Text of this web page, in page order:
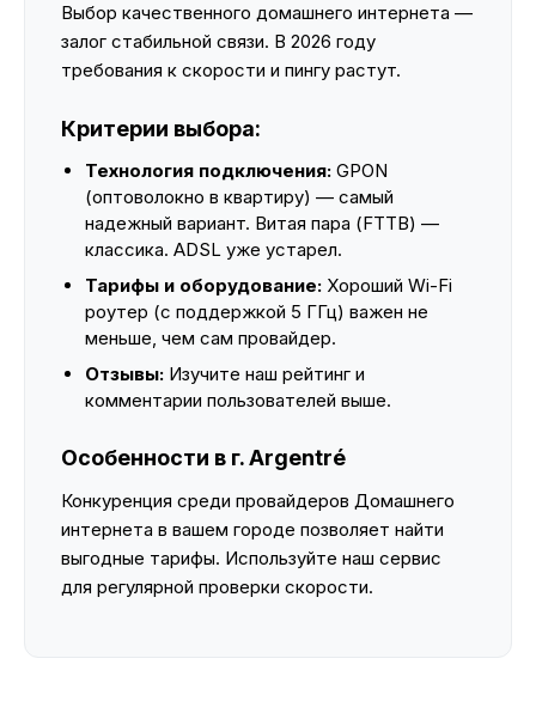
Выбор качественного домашнего интернета —
залог стабильной связи. В 2026 году
требования к скорости и пингу растут.
Критерии выбора:
Технология подключения: GPON
(оптоволокно в квартиру) — самый
надежный вариант. Витая пара (FTTB) —
классика. ADSL уже устарел.
Тарифы и оборудование: Хороший Wi-Fi
роутер (с поддержкой 5 ГГц) важен не
меньше, чем сам провайдер.
Отзывы: Изучите наш рейтинг и
комментарии пользователей выше.
Особенности в г. Argentré
Конкуренция среди провайдеров Домашнего
интернета в вашем городе позволяет найти
выгодные тарифы. Используйте наш сервис
для регулярной проверки скорости.